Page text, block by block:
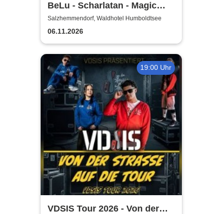
BeLu - Scharlatan - Magic
Comedy Dinner
Salzhemmendorf, Waldhotel Humboldtsee
06.11.2026
19:00 Uhr
VDSIS Tour 2026 - Von der